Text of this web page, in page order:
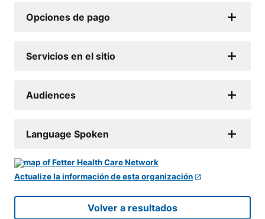
Opciones de pago
Servicios en el sitio
Audiences
Language Spoken
Actualize la información de esta organización
Volver a resultados